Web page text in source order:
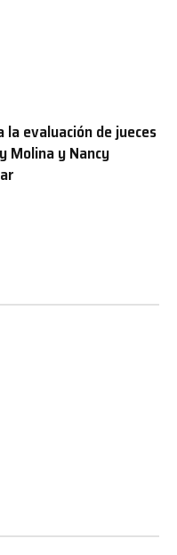
evaluación de jueces
Molina y Nancy